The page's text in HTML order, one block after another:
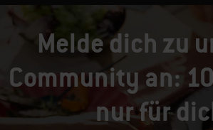
Melde dich zu
Community an:
nur für